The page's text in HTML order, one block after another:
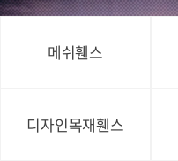
메쉬휀스
디자인목재휀스